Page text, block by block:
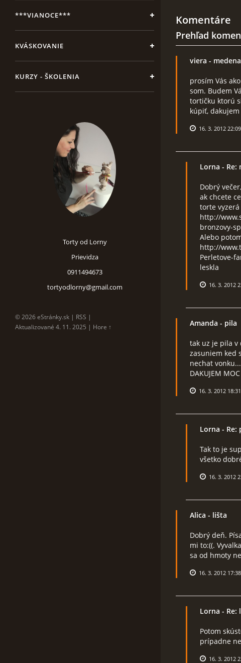
***VIANOCE***
KVÁSKOVANIE
KURZY - ŠKOLENIA
Torty od Lorny
Prievidza
0911494673
tortyodlorny@gmail.com
© 2026 eStránky.sk | RSS |
Aktualizované 4. 11. 2025 | Hore ↑
Komentáre
Prehľad
viera -
prosím Vás
som. Budem
tortičku ktorú
kúpiť,
16. 3. 2012 22:09
Lorna - Re:
Dobrý večer,
ak chcete
torte
http://
bronzovy-
Alebo
http://
Perletove-
leskla
16. 3. 2012
Amanda - pila
tak uz je pila v
zasuniem ked
nechat
DAKUJEM
16. 3. 2012 18:31
Lorna - Re:
Tak to je
všetko
16. 3. 2012
Alica - lišta
Dobrý deň.
mi to:((.
sa od hmoty
16. 3. 2012 17:38
Lorna - Re:
Potom
prípadne
16. 3. 2012